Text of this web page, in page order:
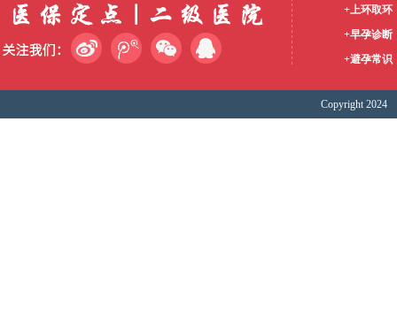
+上环取环
+早孕诊断
+避孕常识
Copyright 2024